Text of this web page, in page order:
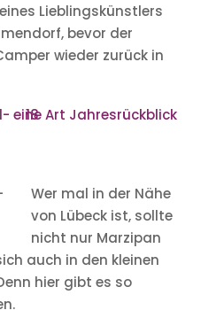
Lieblingskünstlers
bevor der
wieder zurück in
Wer mal in der Nähe
von Lübeck ist, sollte
nicht nur Marzipan
auch in den kleinen
hier gibt es so